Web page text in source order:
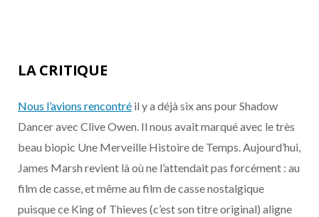
LA CRITIQUE
Nous l’avions rencontré il y a déjà six ans pour Shadow
Dancer avec Clive Owen. Il nous avait marqué avec le très
beau biopic Une Merveille Histoire de Temps. Aujourd’hui,
James Marsh revient là où ne l’attendait pas forcément : au
film de casse, et même au film de casse nostalgique
puisque ce King of Thieves (c’est son titre original) aligne